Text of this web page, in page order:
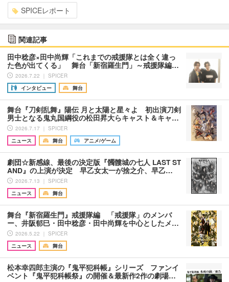
SPICEレポート
関連記事
田中稔彦×田中尚輝「これまでの戒援隊とは全く違っ
た色が出てくる」 舞台「新宿羅生門」～戒援隊編…
2026.7.22 ｜ SPICER
インタビュー
舞台
舞台『刀剣乱舞』陽伝 月と太陽と星々よ 初出演刀剣
男士となる鬼丸国綱役の松田昇大らキャスト＆キャ…
2026.7.17 ｜ SPICER
ニュース
舞台 アニメ/ゲーム
劇団☆新感線、最後の決定版『髑髏城の七人 LAST ST
AND』の上演が決定 早乙女太一が捨之介、早乙…
2026.7.13 ｜ SPICER
ニュース
舞台
舞台『新宿羅生門』戒援隊編 「戒援隊」のメンバ
ー、井阪郁巳・田中稔彦・田中尚輝を中心としたメ…
2026.5.22 ｜ SPICER
ニュース
舞台
松本幸四郎主演の『鬼平犯科帳』シリーズ ファンイ
ベント『鬼平犯科帳祭』の開催＆最新作2作の劇場…